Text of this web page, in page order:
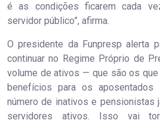
é as condições ficarem cada
servidor público”, afirma.
O presidente da Funpresp alerta
continuar no Regime Próprio de
volume de ativos — que são os
benefícios para os aposentados
número de inativos e pensionistas
servidores ativos. Isso vai